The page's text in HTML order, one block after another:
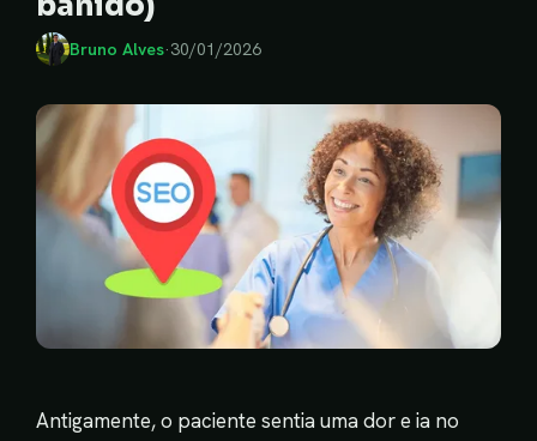
Bruno Alves·30/01/2026
Antigamente, o paciente sentia uma dor e ia no